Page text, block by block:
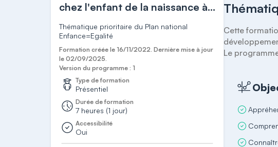
chez l'enfant de la naissance à
3 ans
Thématique prioritaire du Plan national
Enfance=Egalité
Formation créée le 16/11/2022. Dernière mise à jour
le 02/09/2025.
Version du programme : 1
Type de formation
Présentiel
Durée de formation
7 heures (1 jour)
Accessibilité
Oui
Cette
Le